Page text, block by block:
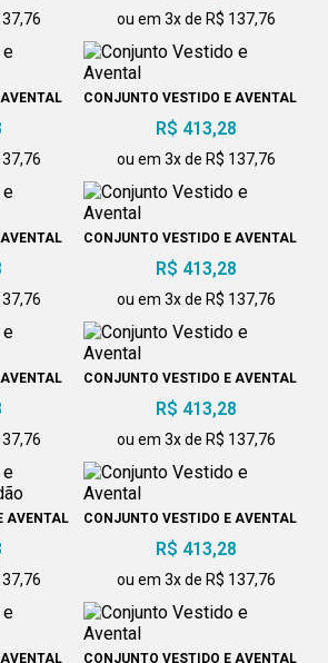
ou em 3x de R$ 137,76
CONJUNTO VESTIDO E AVENTAL
R$ 413,28
ou em 3x de R$ 137,76
CONJUNTO VESTIDO E AVENTAL
R$ 413,28
ou em 3x de R$ 137,76
CONJUNTO VESTIDO E AVENTAL
R$ 413,28
ou em 3x de R$ 137,76
AVENTAL
CONJUNTO VESTIDO E AVENTAL
R$ 413,28
ou em 3x de R$ 137,76
CONJUNTO VESTIDO E AVENTAL